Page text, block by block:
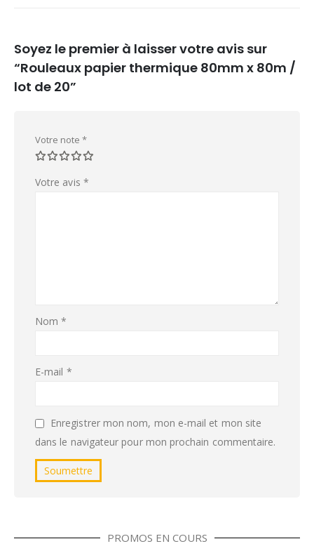
Soyez le premier à laisser votre avis sur
“Rouleaux papier thermique 80mm x 80m /
lot de 20”
Votre note *
Votre avis *
Nom*
E-mail *
Enregistrer mon nom, mon e-mail et mon site
dans le navigateur pour mon prochain commentaire.
PROMOS EN COURS